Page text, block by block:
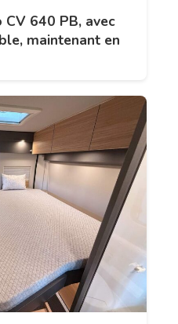
640 PB, avec
maintenant en